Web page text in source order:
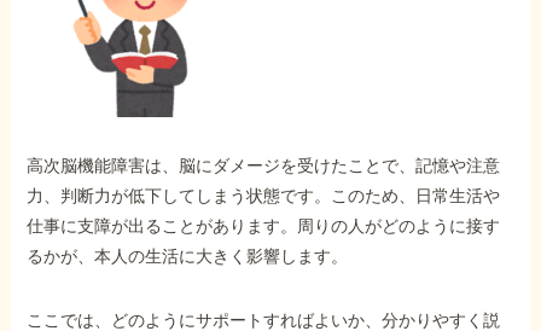
外出困難でもOK
非対面で申請できる
ホーム
障害年金の基礎知識
高次脳機能障害は、脳にダメージを受けたことで、記憶や注意
力、判断力が低下してしまう状態です。このため、日常生活や
仕事に支障が出ることがあります。周りの人がどのように接す
るかが、本人の生活に大きく影響します。
ここでは、どのようにサポートすればよいか、分かりやすく説